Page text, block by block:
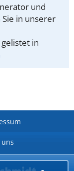
und
in unserer
in